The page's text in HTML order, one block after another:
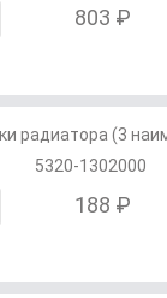
803 ₽
радиатора (3
5320-1302000
188 ₽